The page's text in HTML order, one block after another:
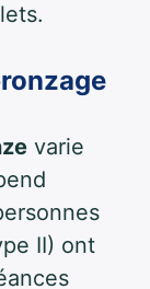
varie
II) ont